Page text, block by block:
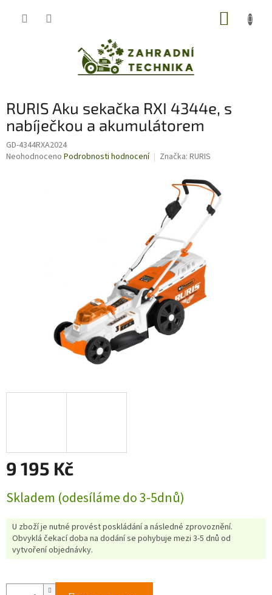
RURIS Aku sekačka RXI 4344e, s
nabíječkou a akumulátorem
GD-4344RXA2024
Průměrné
Neohodnoceno Podrobnosti hodnocení Značka: RURIS
9 195 Kč
cena:
Skladem (odesíláme do 3-5dnů)
U zboží je nutné provést poskládání a následné zprovoznění.
Obvyklá čekací doba na dodání se pohybuje mezi 3-5 dnů od
vytvoření objednávky.